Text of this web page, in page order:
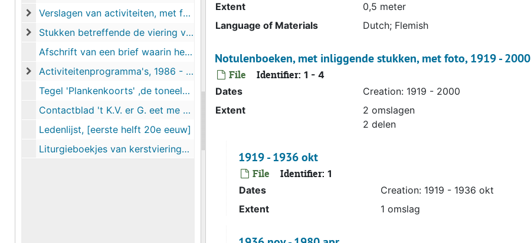
Verslagen van activiteiten, met foto's, 1961 - 2019
Verslagen van activiteiten, met foto's, 1961 - 2019
Stukken betreffende de viering van jubilea van het gilde, met foto's, 1979 - 2019
Stukken betreffende de viering van jubilea van het gilde, met foto's, 1979 - 2019
Afschrift van een brief waarin het gilde de gemeente Harlingen vraagt om financiële ondersteuning, 1980
Activiteitenprogramma's, 1986 - 2019
Activiteitenprogramma's, 1986 - 2019
Tegel 'Plankenkoorts' ,de toneelclub van het gilde, 1990
Contactblad 't K.V. er G. eet me nietje', 1992
Ledenlijst, [eerste helft 20e eeuw]
Liturgieboekjes van kerstvieringen, 2012, 2014
Extent
0,5 meter
Language of Materials
Dutch; Flemish
Notulenboeken, met inliggende stukken, met foto, 1919 - 2000
File Identifier: 1 - 4
Dates
Creation: 1919 - 2000
Extent
2 omslagen
2 delen
1919 - 1936 okt
File Identifier: 1
Dates
Creation: 1919 - 1936 okt
Extent
1 omslag